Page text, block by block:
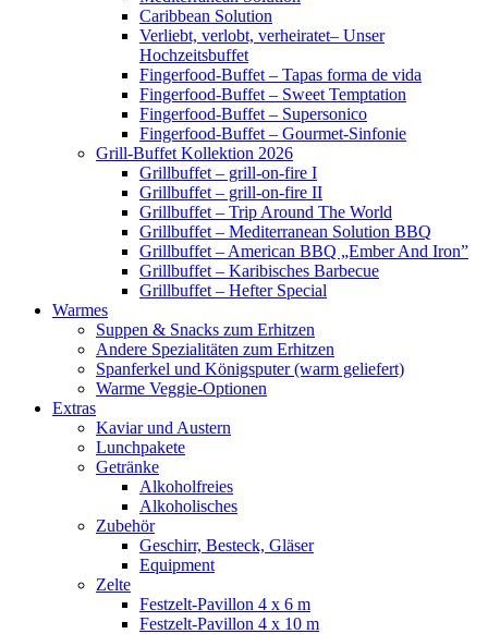
Caribbean Solution
Verliebt, verlobt, verheiratet– Unser
Hochzeitsbuffet
Fingerfood-Buffet – Tapas forma de vida
Fingerfood-Buffet – Sweet Temptation
Fingerfood-Buffet – Supersonico
Fingerfood-Buffet – Gourmet-Sinfonie
Grill-Buffet Kollektion 2026
Grillbuffet – grill-on-fire I
Grillbuffet – grill-on-fire II
Grillbuffet – Trip Around The World
Grillbuffet – Mediterranean Solution BBQ
Grillbuffet – American BBQ „Ember And Iron”
Grillbuffet – Karibisches Barbecue
Grillbuffet – Hefter Special
Warmes
Suppen & Snacks zum Erhitzen
Andere Spezialitäten zum Erhitzen
Spanferkel und Königsputer (warm geliefert)
Warme Veggie-Optionen
Extras
Kaviar und Austern
Lunchpakete
Getränke
Alkoholfreies
Alkoholisches
Zubehör
Geschirr, Besteck, Gläser
Equipment
Zelte
Festzelt-Pavillon 4 x 6 m
Festzelt-Pavillon 4 x 10 m